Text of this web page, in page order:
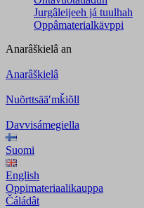
Jurgâleijeeh já tuulhah
Oppâmaterialkävppi
Anarâškielâ an
Anarâškielâ
Nuõrttsääʹmǩiõll
Davvisámegiella
Suomi
English
Oppimateriaalikauppa
Čáládât